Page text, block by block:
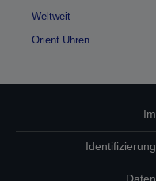
Weltweit
Orient Uhren